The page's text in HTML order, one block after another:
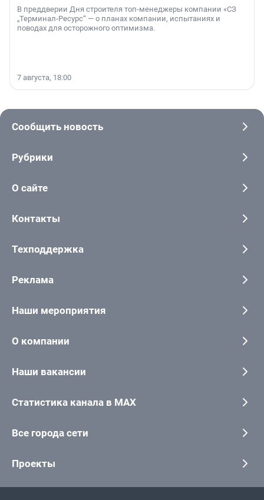
В преддверии Дня строителя топ-менеджеры компании «СЗ
„Терминал-Ресурс“ — о планах компании, испытаниях и
поводах для осторожного оптимизма.
7 августа, 18:00
Сообщить новость
Рубрики
О сайте
Контакты
Техподдержка
Реклама
Наши мероприятия
О компании
Наши вакансии
Статистика канала в MAX
Все города сети
Проекты